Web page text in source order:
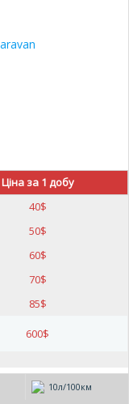
Ціна за 1 добу
40$
50$
60$
70$
85$
600$
10л/100км